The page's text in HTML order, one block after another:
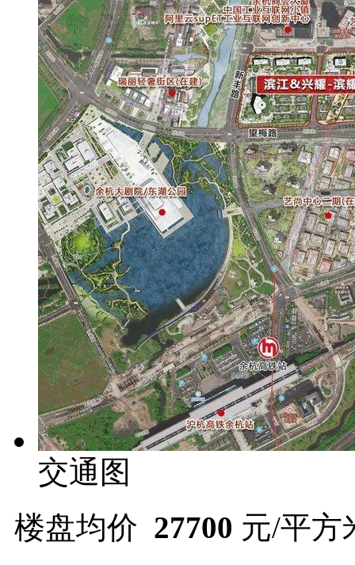
交通图
楼盘均价 27700 元/平方